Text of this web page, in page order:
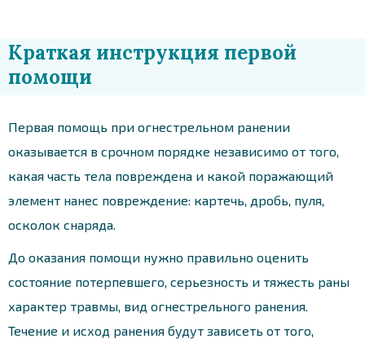
Краткая инструкция первой
помощи
Первая помощь при огнестрельном ранении
оказывается в срочном порядке независимо от того,
какая часть тела повреждена и какой поражающий
элемент нанес повреждение: картечь, дробь, пуля,
осколок снаряда.
До оказания помощи нужно правильно оценить
состояние потерпевшего, серьезность и тяжесть раны
характер травмы, вид огнестрельного ранения.
Течение и исход ранения будут зависеть от того,